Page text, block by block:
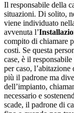
Il responsabile della
situazioni. Di solito,
viene individuato
avvenuta l’
compito di chiamare
costi. Se questa
case, è il
per caso, l’abitazione
più il padrone ma
dell’impianto,
necessario e
scade, il padrone di